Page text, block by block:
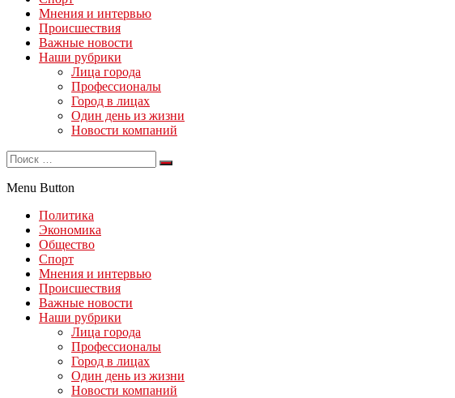
Мнения и интервью
Происшествия
Важные новости
Наши рубрики
Лица города
Профессионалы
Город в лицах
Один день из жизни
Новости компаний
Menu Button
Политика
Экономика
Общество
Спорт
Мнения и интервью
Происшествия
Важные новости
Наши рубрики
Лица города
Профессионалы
Город в лицах
Один день из жизни
Новости компаний